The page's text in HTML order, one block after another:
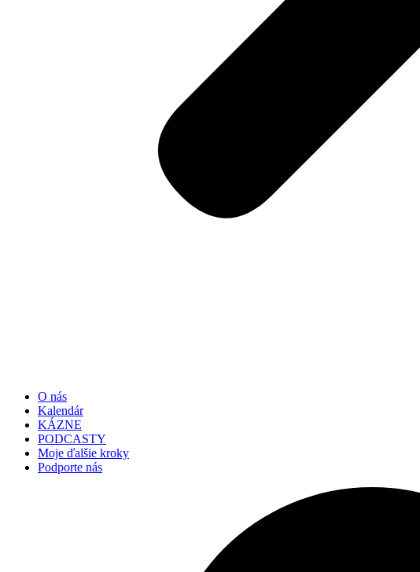
O nás
Kalendár
KÁZNE
PODCASTY
Moje ďalšie kroky
Podporte nás